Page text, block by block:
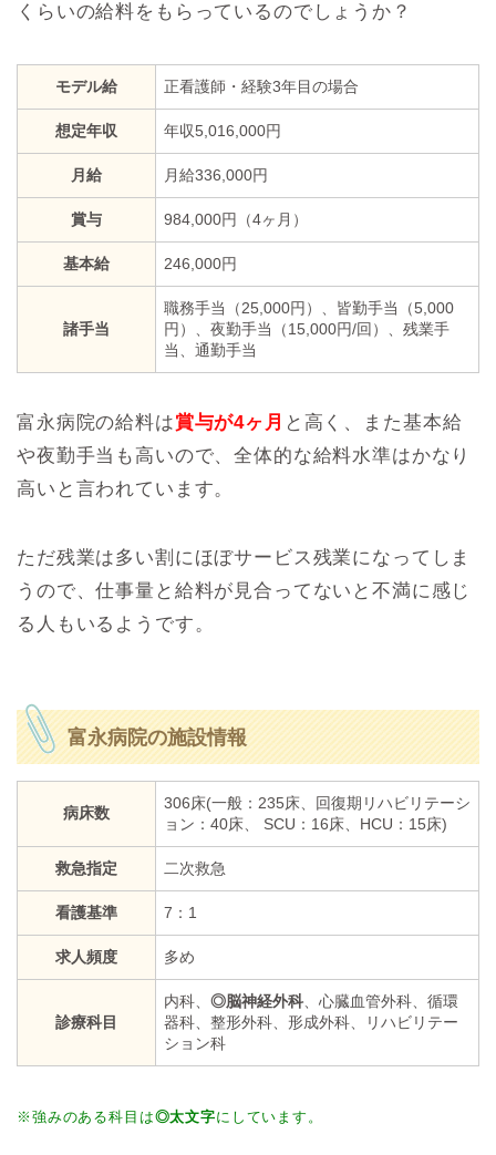
くらいの給料をもらっているのでしょうか？
モデル給 正看護師・経験3年目の場合
想定年収 年収5,016,000円
月給 月給336,000円
賞与 984,000円（4ヶ月）
基本給 246,000円
諸手当
職務手当（25,000円）、皆勤手当（5,000
円）、夜勤手当（15,000円/回）、残業手
当、通勤手当
富永病院の給料は賞与が4ヶ月 と高く、また基本給
や夜勤手当も高いので、全体的な給料水準はかなり
高いと言われています。
ただ残業は多い割にほぼサービス残業になってしま
うので、仕事量と給料が見合ってないと不満に感じ
る人もいるようです。
富永病院の施設情報
病床数
306床(一般：235床、回復期リハビリテーシ
ョン：40床、 SCU：16床、HCU：15床)
救急指定 二次救急
看護基準 7：1
求人頻度 多め
診療科目
内科、 ◎脳神経外科、心臓血管外科、循環
器科、整形外科、形成外科、リハビリテー
ション科
※強みのある科目は◎太文字にしています。